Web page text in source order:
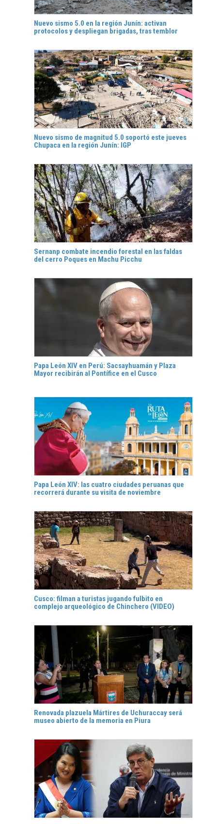
Nuevo sismo 5.0 en la región Junín: activan
protocolos y despliegan brigadas, tras temblor
Nuevo sismo de magnitud 5.0 soportó este jueves
Chupaca en la región Junín: IGP
Sernanp combate incendio forestal en las faldas
del cerro Poques en Machu Picchu
Papa León XIV en Perú: Sacsayhuamán y Plaza
Mayor recibirán al Pontífice en el Cusco
Papa León XIV: las cuatro ciudades peruanas que
recorrerá durante su visita de noviembre
Cusco: filman a turistas jugando fulbito en
complejo arqueológico de Chinchero (VIDEO)
Renovada plazuela Mártires de Uchuraccay será
museo abierto de la memoria en Piura